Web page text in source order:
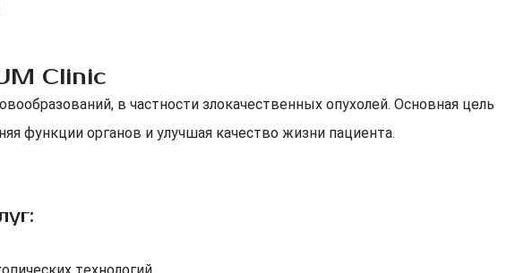
Clinic
в частности злокачественных опухолей. Основная цель
функции органов и улучшая качество жизни пациента.